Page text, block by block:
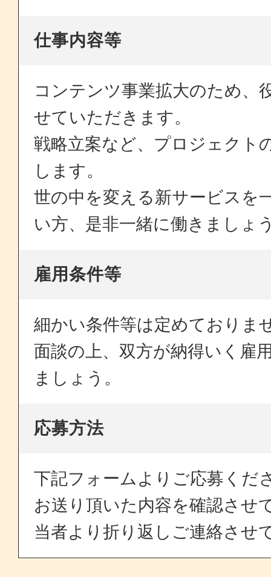
仕事内容等
コンテンツ事業拡大のため、
せていただきます。
戦略立案など、プロジェクト
します。
世の中を変える新サービスを
い方、是非一緒に働きましょ
雇用条件等
細かい条件等は定めておりま
面談の上、双方が納得いく雇
ましょう。
応募方法
下記フォームよりご応募くだ
お送り頂いた内容を確認させ
当者より折り返しご連絡させ